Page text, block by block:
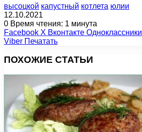
высоцкой капустный котлета юлии
12.10.2021
0 Время чтения: 1 минута
Facebook X Вконтакте Одноклассники
Viber Печатать
ПОХОЖИЕ СТАТЬИ